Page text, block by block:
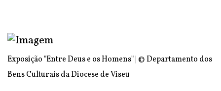
Exposição "Entre Deus e os Homens" | © Departamento dos
Bens Culturais da Diocese de Viseu